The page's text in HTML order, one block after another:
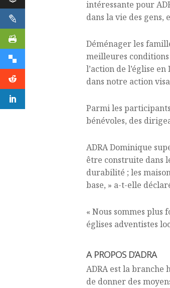
intéressante pour
dans la vie des
Déménager les
meilleures
l’action de l’église
dans notre action
Parmi les
bénévoles, des
ADRA Dominique
être construite dans
durabilité ; les
base, » a-t-elle
« Nous sommes plus
églises adventistes
A PROPOS D’ADRA
ADRA est la branche
de donner des